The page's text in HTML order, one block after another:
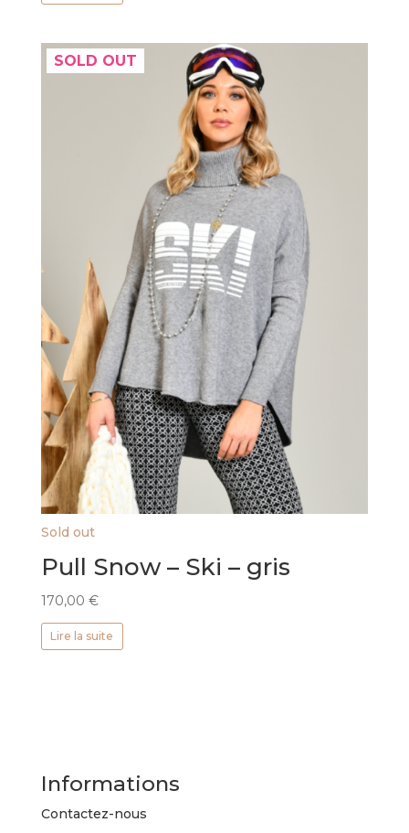
SOLD OUT
Sold out
Pull Snow – Ski – gris
170,00 €
Lire la suite
Informations
Contactez-nous